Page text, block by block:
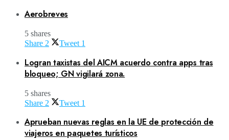
Aerobreves
5 shares
Share 2 Tweet 1
Logran taxistas del AICM acuerdo contra apps tras
bloqueo; GN vigilará zona.
5 shares
Share 2 Tweet 1
Aprueban nuevas reglas en la UE de protección de
viajeros en paquetes turísticos